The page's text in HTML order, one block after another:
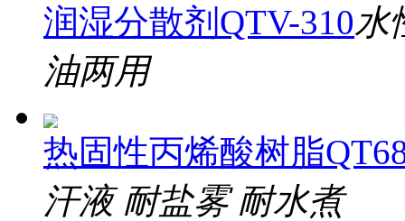
润湿分散剂QTV-310水
油两用
热固性丙烯酸树脂
汗液 耐盐雾 耐水煮